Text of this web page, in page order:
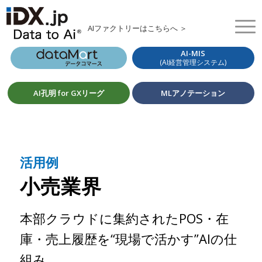
AIファクトリーはこちらへ ＞
AI-MIS
(AI経営管理システム)
AI孔明 for GXリーグ MLアノテーション
活用例
小売業界
本部クラウドに集約されたPOS・在
庫・売上履歴を“現場で活かす”AIの仕